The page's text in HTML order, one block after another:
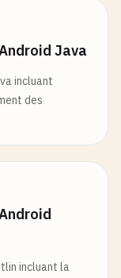
Java
incluant
des
incluant la